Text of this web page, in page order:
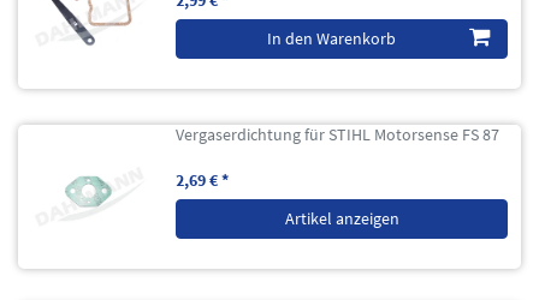
In den Warenkorb
Vergaserdichtung für STIHL Motorsense FS 87
2,69 € *
Artikel anzeigen